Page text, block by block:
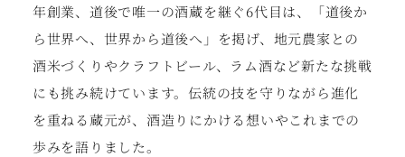
年創業、道後で唯一の酒蔵を継ぐ6代目は、「道後か
ら世界へ、世界から道後へ」を掲げ、地元農家との
酒米づくりやクラフトビール、ラム酒など新たな挑戦
にも挑み続けています。伝統の技を守りながら進化
を重ねる蔵元が、酒造りにかける想いやこれまでの
歩みを語りました。